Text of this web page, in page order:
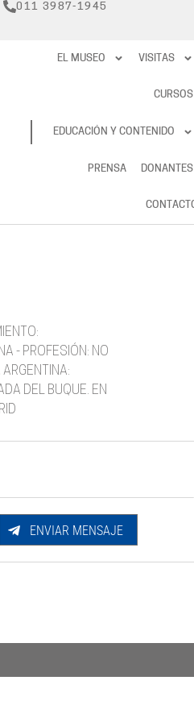
011 3987-1945
RESERVAS
EL MUSEO VISITAS
CURSOS
EDUCACIÓN Y CONTENIDO
PRENSA DONANTES
- PROFESIÓN: NO
DEL BUQUE. EN
ENVIAR MENSAJE